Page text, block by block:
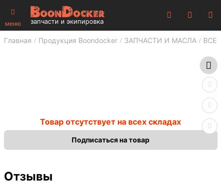
меню запчасти и экипировка
Главная Продукция Boondocker ЗАПЧАСТИ И МАСЛА ВСЕ
Товар отсутствует на всех складах
Подписаться на товар
Отзывы